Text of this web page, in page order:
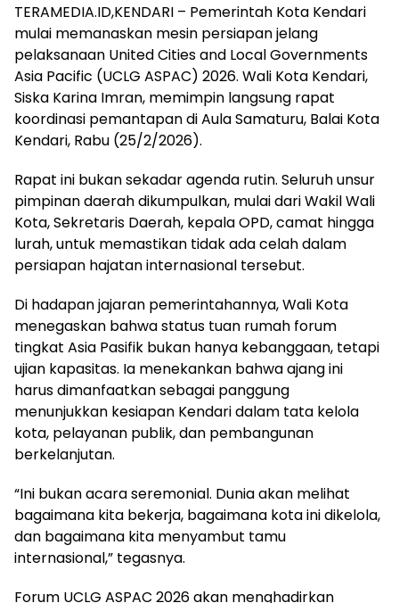
TERAMEDIA.ID,KENDARI – Pemerintah Kota Kendari
mulai memanaskan mesin persiapan jelang
pelaksanaan United Cities and Local Governments
Asia Pacific (UCLG ASPAC) 2026. Wali Kota Kendari,
Siska Karina Imran, memimpin langsung rapat
koordinasi pemantapan di Aula Samaturu, Balai Kota
Kendari, Rabu (25/2/2026).
Rapat ini bukan sekadar agenda rutin. Seluruh unsur
pimpinan daerah dikumpulkan, mulai dari Wakil Wali
Kota, Sekretaris Daerah, kepala OPD, camat hingga
lurah, untuk memastikan tidak ada celah dalam
persiapan hajatan internasional tersebut.
Di hadapan jajaran pemerintahannya, Wali Kota
menegaskan bahwa status tuan rumah forum
tingkat Asia Pasifik bukan hanya kebanggaan, tetapi
ujian kapasitas. Ia menekankan bahwa ajang ini
harus dimanfaatkan sebagai panggung
menunjukkan kesiapan Kendari dalam tata kelola
kota, pelayanan publik, dan pembangunan
berkelanjutan.
“Ini bukan acara seremonial. Dunia akan melihat
bagaimana kita bekerja, bagaimana kota ini dikelola,
dan bagaimana kita menyambut tamu
internasional,” tegasnya.
Forum UCLG ASPAC 2026 akan menghadirkan